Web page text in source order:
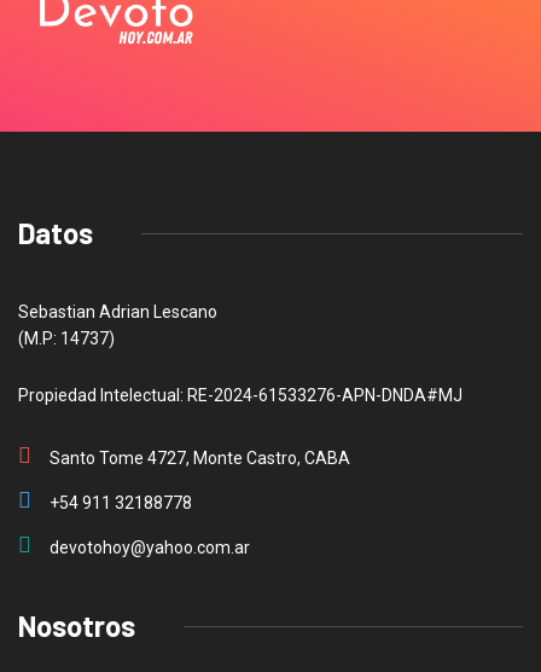
Datos
Sebastian Adrian Lescano
(M.P: 14737)
Propiedad Intelectual: RE-2024-61533276-APN-DNDA#MJ
Santo Tome 4727, Monte Castro, CABA
+54 911 32188778
devotohoy@yahoo.com.ar
Nosotros